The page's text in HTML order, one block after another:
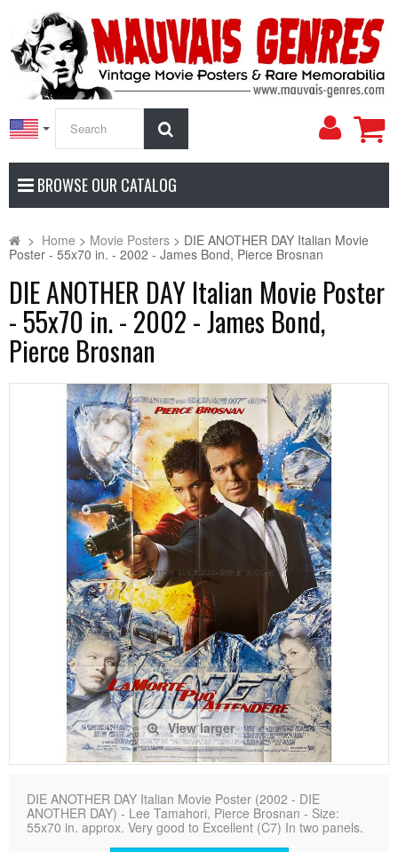
My
BROWSE OUR CATALOG
> Home > Movie Posters > DIE ANOTHER DAY Italian Movie
Poster - 55x70 in. - 2002 - James Bond, Pierce Brosnan
DIE ANOTHER DAY Italian Movie Poster
- 55x70 in. - 2002 - James Bond,
Pierce Brosnan
View larger
DIE ANOTHER DAY Italian Movie Poster (2002 - DIE
ANOTHER DAY) - Lee Tamahori, Pierce Brosnan - Size:
55x70 in. approx. Very good to Excellent (C7) In two panels.